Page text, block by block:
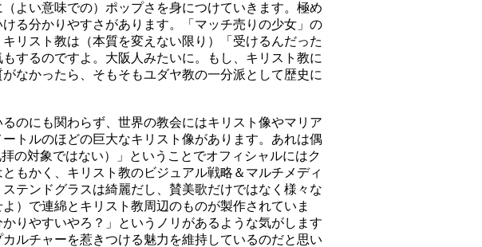
よい意味での）ポップさを身につけていきます。極め
る分かりやすさがあります。「マッチ売りの少女」の
リスト教は（本質を変えない限り）「受けるんだった
するのですよ。大阪人みたいに。もし、キリスト教に
なかったら、そもそもユダヤ教の一分派として歴史に
のにも関わらず、世界の教会にはキリスト像やマリア
トルのほどの巨大なキリスト像があります。あれは偶
の対象ではない）」ということでオフィシャルにはク
もかく、キリスト教のビジュアル戦略＆マルチメディ
テンドグラスは綺麗だし、賛美歌だけではなく様々な
）で連綿とキリスト教周辺のものが製作されていま
りやすいやろ？」というノリがあるような気がします
ルチャーを惹きつける魅力を維持しているのだと思い